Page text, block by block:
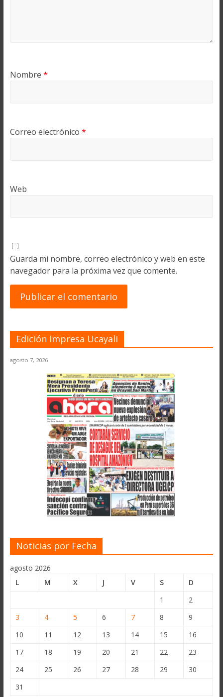
Nombre *
Correo electrónico *
Web
Guarda mi nombre, correo electrónico y web en este
navegador para la próxima vez que comente.
Edición Impresa Ucayali
agosto 7, 2026
Noticias por Fecha
agosto 2026
L
M X J V S
D
1
2
3
4 5 6 7 8
9
10
11 12 13 14 15
16
17
18 19 20 21 22
23
24
25 26 27 28 29
30
31